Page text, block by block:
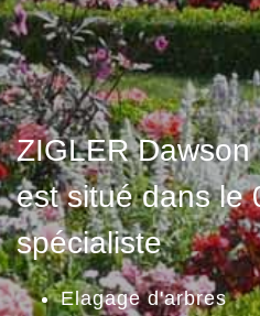
ZIGLER
est situé dans le
spécialiste
Elagage d'arbres